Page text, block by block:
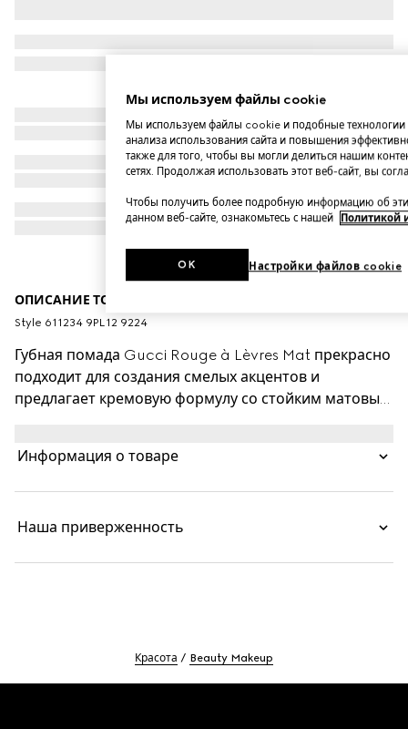
ОПИСАНИЕ ТОВАРА
Style ‎611234 9PL12 9224
Губная помада Gucci Rouge à Lèvres Mat прекрасно
подходит для создания смелых акцентов и
предлагает кремовую формулу со стойким матовым
создания мягкого бархатистого покрытия. Всего
формула дарит ощущение легкости и
Информация о товаре
Наша приверженность
Красота Beauty Makeup
Мы используем файлы cookie
Мы используем файлы cookie и подобные технологии
анализа использования сайта и повышения
также для того, чтобы вы могли делиться нашим
сетях. Продолжая использовать этот веб-сайт, вы
Чтобы получить более подробную информацию об
данном веб-сайте, ознакомьтесь с нашей
Политикой
Настройки файлов cookie
OK